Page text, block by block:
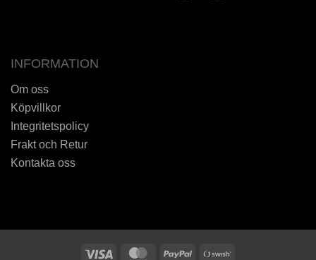
INFORMATION
Om oss
Köpvillkor
Integritetspolicy
Frakt och Retur
Kontakta oss
Visa MasterCardPayPal
Swish